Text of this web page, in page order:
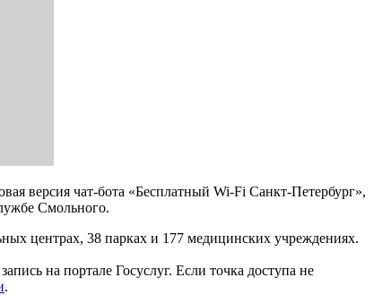
версия чат-бота «Бесплатный Wi-Fi Санкт-Петербург»,
Смольного.
центрах, 38 парках и 177 медицинских учреждениях.
на портале Госуслуг. Если точка доступа не
.